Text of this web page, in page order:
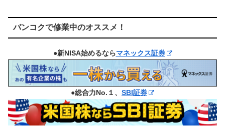
バンコクで修業中のオススメ！
●新NISA始めるならマネックス証券
●総合力No.１、 SBI証券